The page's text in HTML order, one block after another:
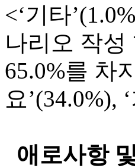
<‘기타
나리오 작성
65.0%를 차
요’(34.0%),
애로사항